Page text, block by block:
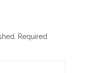
Required